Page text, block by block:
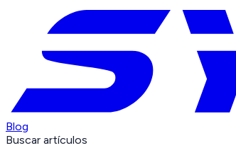
Blog
Buscar artículos